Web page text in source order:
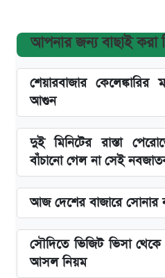
আপনার জন্য বাছাই করা
শেয়ারবাজার কেলেঙ্কারির
আগুন
দুই মিনিটের রাস্তা
বাঁচানো গেল না সেই
আজ দেশের বাজারে সোনার
সৌদিতে ভিজিট ভিসা থেকে
আসল নিয়ম